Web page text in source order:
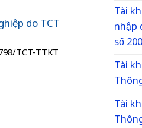
do TCT
TCT-TTKT
Tài
số
Tài
Tài